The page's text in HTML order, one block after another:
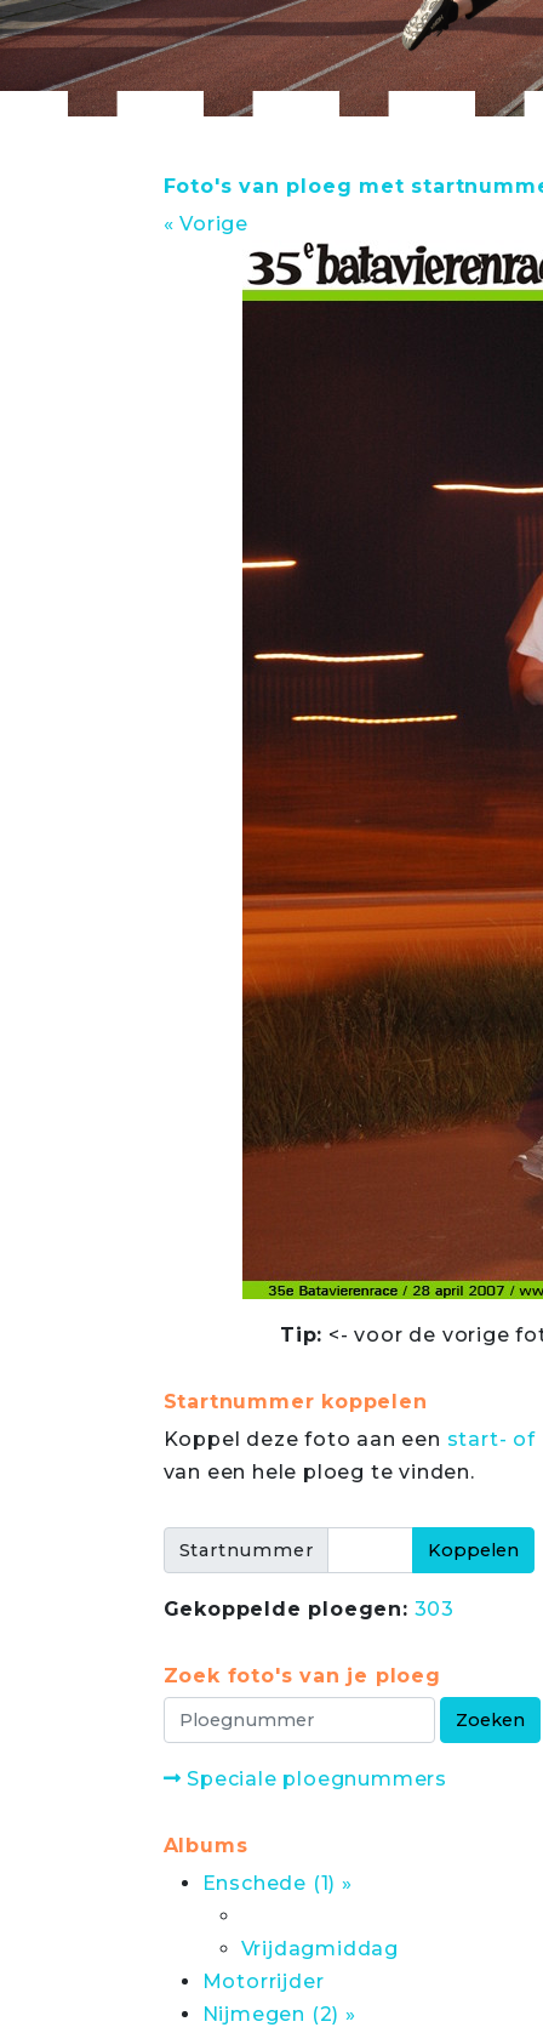
Foto's van ploeg met
« Vorige
Tip: <- voor de vorige
Startnummer koppelen
Koppel deze foto aan een start- of
van een hele ploeg te vinden.
Startnummer
Gekoppelde ploegen: 303
Zoek foto's van je ploeg
Speciale ploegnummers
Albums
Enschede (1) »
Vrijdagmiddag
Motorrijder
Nijmegen (2) »